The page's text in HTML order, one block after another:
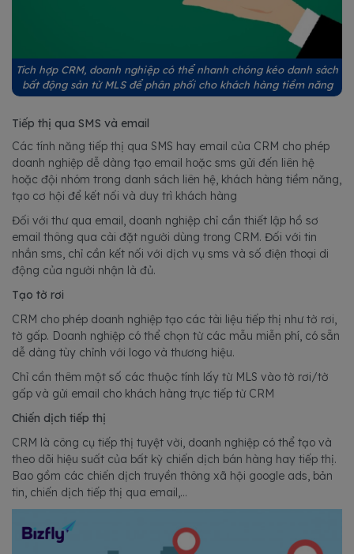
Tích hợp CRM, doanh nghiệp có thể nhanh chóng kéo danh sách
bất động sản từ MLS để phân phối cho khách hàng tiềm năng
Tiếp thị qua SMS và email
Các tính năng tiếp thị qua SMS hay email của CRM cho phép
doanh nghiệp dễ dàng tạo email hoặc sms gửi đến liên hệ
hoặc đội nhóm trong danh sách liên hệ, khách hàng tiềm năng,
tạo cơ hội để kết nối và duy trì khách hàng
Đối với thư qua email, doanh nghiệp chỉ cần thiết lập hồ sơ
email thông qua cài đặt người dùng trong CRM. Đối với tin
nhắn sms, chỉ cần kết nối với dịch vụ sms và số điện thoại di
động của người nhận là đủ.
Tạo tờ rơi
CRM cho phép doanh nghiệp tạo các tài liệu tiếp thị như tờ rơi,
tờ gấp. Doanh nghiệp có thể chọn từ các mẫu miễn phí, có sẵn
dễ dàng tùy chỉnh với logo và thương hiệu.
Chỉ cần thêm một số các thuộc tính lấy từ MLS vào tờ rơi/tờ
gấp và gửi email cho khách hàng trực tiếp từ CRM
Chiến dịch tiếp thị
CRM là công cụ tiếp thị tuyệt vời, doanh nghiệp có thể tạo và
theo dõi hiệu suất của bất kỳ chiến dịch bán hàng hay tiếp thị.
Bao gồm các chiến dịch truyền thông xã hội google ads, bản
tin, chiến dịch tiếp thị qua email,...